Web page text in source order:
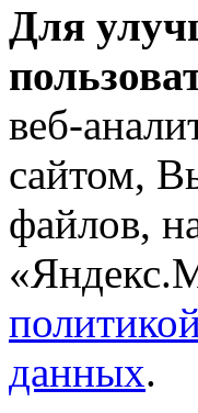
Для
веб-
сайтом,
файлов,
данных.